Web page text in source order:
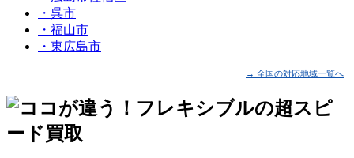
・呉市
・福山市
・東広島市
→ 全国の対応地域一覧へ